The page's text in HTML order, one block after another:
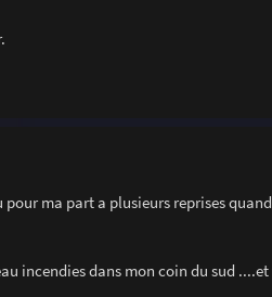
ma part a plusieurs reprises
incendies dans mon coin du sud